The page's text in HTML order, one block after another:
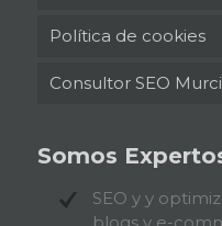
Política de cookies
Consultor SEO
Somos
SEO y y
blogs y e-